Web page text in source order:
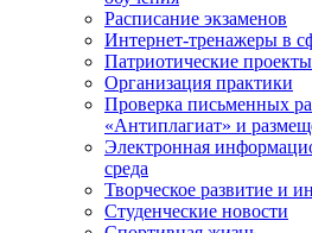
Расписание экзаменов
Интернет-тренажеры в
Патриотические проекты
Организация практики
Проверка письменных
«Антиплагиат» и
Электронная
среда
Творческое развитие и
Студенческие новости